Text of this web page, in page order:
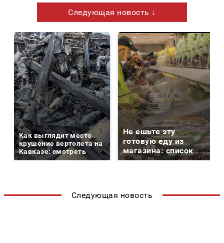
Следующая новость ↓
Как выглядит место
крушение вертолета на
Кавказе: смотреть
Не ешьте эту
готовую еду из
магазина: список
Следующая новость